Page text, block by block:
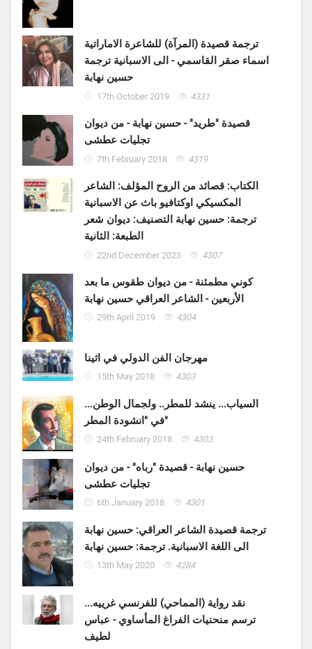
ترجمة قصيدة (المرآة) للشاعرة الاماراتية
اسماء صقر القاسمي - الى الاسبانية ترجمة
حسين نهابة
17th October 2019 4331
قصيدة "طريد" - حسين نهابة - من ديوان
تجليات عطشى
7th February 2018 4319
الكتاب: قصائد من الروح المؤلف: الشاعر
المكسيكي اوكتافيو باث عن الاسبانية
ترجمة: حسين نهابة التصنيف: ديوان شعر
الطبعة: الثانية
22nd December 2023 4307
كوني مطمئنة - من ديوان طقوس ما بعد
الأربعين - الشاعر العراقي حسين نهابة
29th April 2019 4304
مهرجان الفن الدولي في اثينا
15th May 2018 4303
السياب... ينشد للمطر.. ولجمال الوطن...
في "انشودة المطر"
24th February 2018 4303
حسين نهابة - قصيدة "رباه" - من ديوان
تجليات عطشى
6th January 2018 4301
ترجمة قصيدة الشاعر العراقي: حسين نهابة
الى اللغة الاسبانية. ترجمة: حسين نهابة
13th May 2020 4284
نقد رواية (المماحي) للفرنسي غرييه...
ترسم منحنيات الفراغ المأساوي - عباس
لطيف